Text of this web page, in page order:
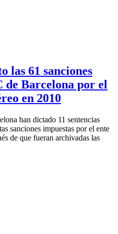
las 61 sanciones
de Barcelona por el
en 2010
han dictado 11 sentencias
sanciones impuestas por el ente
de que fueran archivadas las